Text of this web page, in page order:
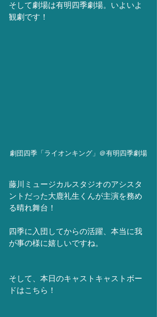
そして劇場は有明四季劇場。いよいよ
観劇です！
劇団四季「ライオンキング」＠有明四季劇場
藤川ミュージカルスタジオのアシスタ
ントだった大鹿礼生くんが主演を務め
る晴れ舞台！
四季に入団してからの活躍、本当に我
が事の様に嬉しいですね。
そして、本日のキャストキャストボー
ドはこちら！